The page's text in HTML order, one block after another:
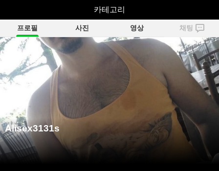
Alisex3131s
프로필 사진 영상 채팅
Alisex3131s
카테고리